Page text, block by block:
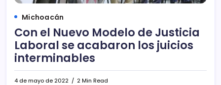
Michoacán
Con el Nuevo Modelo de Justicia
Laboral se acabaron los juicios
interminables
4 de mayo de 2022 2 Min Read